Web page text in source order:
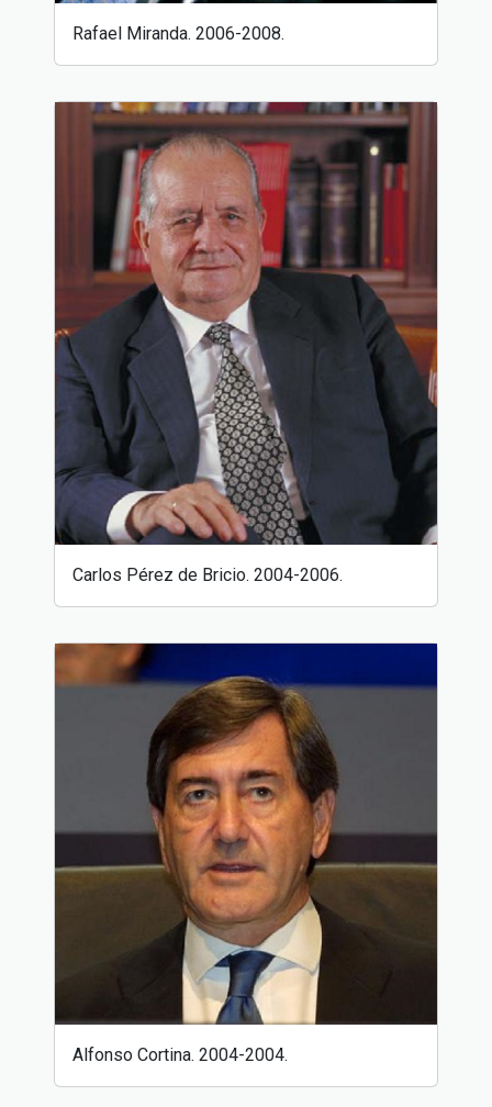
Rafael Miranda. 2006-2008.
Carlos Pérez de Bricio. 2004-2006.
Alfonso Cortina. 2004-2004.